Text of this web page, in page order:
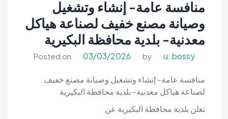
السعوديه | تنقيب
السعوديه
منافسة عامة- إنشاء وتشغيل
وصيانة مصنع خفيف لصناعة هياكل
معدنية- بلدية محافظة البكيرية
Posted on 03/03/2026 by u: bossy
منافسة عامة- إنشاء وتشغيل وصيانة مصنع خفيف
لصناعة هياكل معدنية- بلدية محافظة البكيرية
تعلن بلدية محافظة البكيرية عن